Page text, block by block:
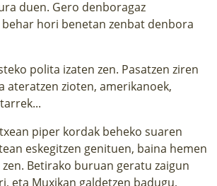
duen. Gero denboragaz
hori benetan zenbat denbora
polita izaten zen. Pasatzen ziren
ateratzen zioten, amerikanoek,
piper kordak beheko suaren
eskegitzen genituen, baina hemen
Betirako buruan geratu zaigun
eta Muxikan galdetzen badugu,